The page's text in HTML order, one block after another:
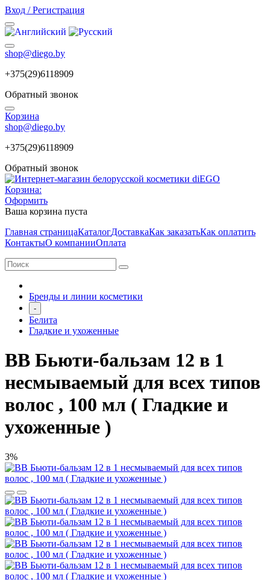
Вход / Регистрация
shop@diego.by
+375(29)6118909
Обратный звонок
Корзина
shop@diego.by
+375(29)6118909
Обратный звонок
Корзина:
Оформить
Ваша корзина пуста
Главная страницаКаталогДоставкаКак заказатьКак оплатить
КонтактыО компанииОплата
Бренды и линии косметики
-
Белита
Гладкие и ухоженные
BB Бьюти-бальзам 12 в 1
несмываемый для всех типов
волос , 100 мл ( Гладкие и
ухоженные )
3%